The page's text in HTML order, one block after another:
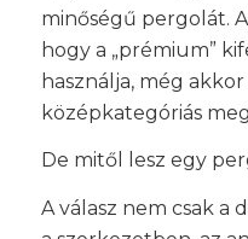
minőségű pergolát.
hogy a „prémium”
használja, még
középkategóriás
De mitől lesz egy
A válasz nem csak a